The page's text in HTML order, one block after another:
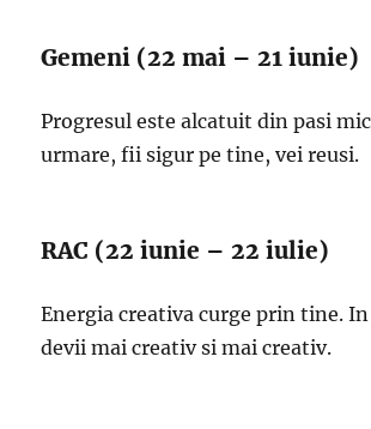
Gemeni (22 mai – 21 iunie)
Progresul este alcatuit din pasi
urmare, fii sigur pe tine, vei reusi.
RAC (22 iunie – 22 iulie)
Energia creativa curge prin tine.
devii mai creativ si mai creativ.